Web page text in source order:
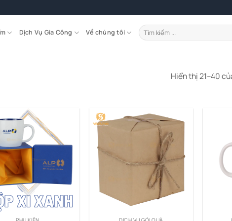
Dịch Vụ Gia Công Về chúng tôi
Tìm
kiếm:
Hiển thị 21–40